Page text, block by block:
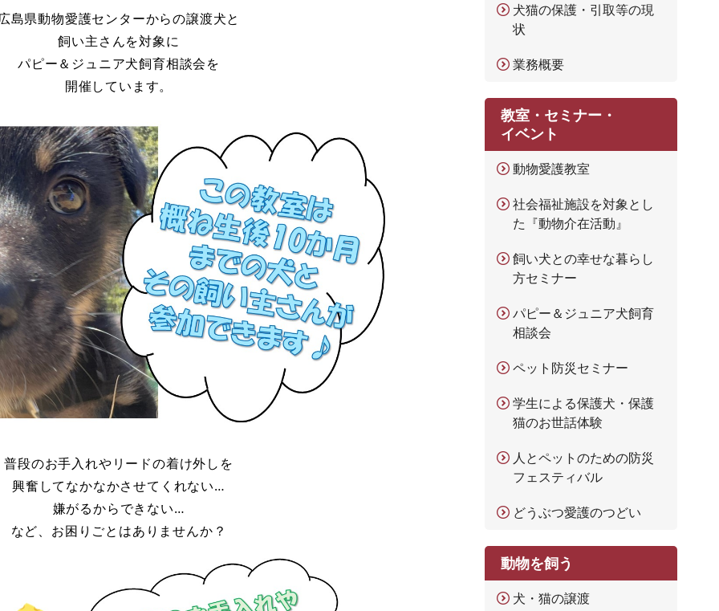
島県動物愛護センターからの譲渡犬と
飼い主さんを対象に
パピー＆ジュニア犬飼育相談会を
開催しています。
普段のお手入れやリードの着け外しを
興奮してなかなかさせてくれない…
嫌がるからできない…​
など、お困りごとはありませんか？
犬猫の保護・引取等の現
状
業務概要
教室・セミナー・
イベント
動物愛護教室
社会福祉施設を対象とし
た『動物介在活動』
飼い犬との幸せな暮らし
方セミナー
パピー＆ジュニア犬飼育
相談会
ペット防災セミナー
学生による保護犬・保護
猫のお世話体験
人とペットのための防災
フェスティバル
どうぶつ愛護のつどい
動物を飼う
犬・猫の譲渡